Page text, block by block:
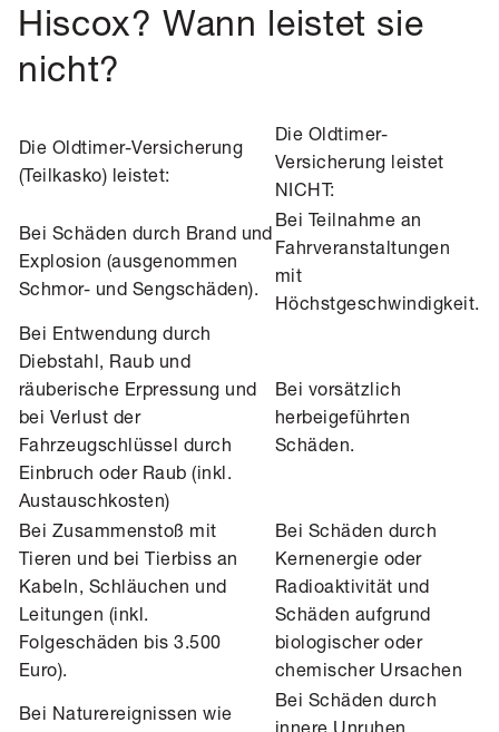
Hiscox? Wann leistet sie
nicht?
Die Oldtimer-Versicherung
(Teilkasko) leistet:
Die Oldtimer-
Versicherung leistet
NICHT:
Bei Schäden durch Brand und
Explosion (ausgenommen
Schmor- und Sengschäden).
Bei Teilnahme an
Fahrveranstaltungen
mit
Höchstgeschwindigkeit.
Bei Entwendung durch
Diebstahl, Raub und
räuberische Erpressung und
bei Verlust der
Fahrzeugschlüssel durch
Einbruch oder Raub (inkl.
Austauschkosten)
Bei vorsätzlich
herbeigeführten
Schäden.
Bei Zusammenstoß mit
Tieren und bei Tierbiss an
Kabeln, Schläuchen und
Leitungen (inkl.
Folgeschäden bis 3.500
Euro).
Bei Schäden durch
Kernenergie oder
Radioaktivität und
Schäden aufgrund
biologischer oder
chemischer Ursachen
Bei Naturereignissen wie
Bei Schäden durch
innere Unruhen,